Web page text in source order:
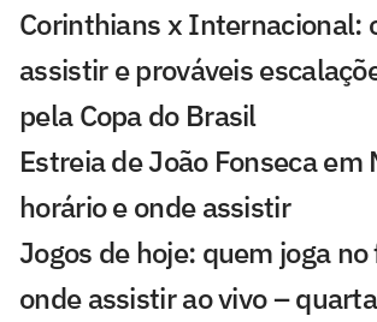
Corinthians x Internacional:
assistir e prováveis
pela Copa do Brasil
Estreia de João Fonseca em
horário e onde assistir
Jogos de hoje: quem joga
onde assistir ao vivo –